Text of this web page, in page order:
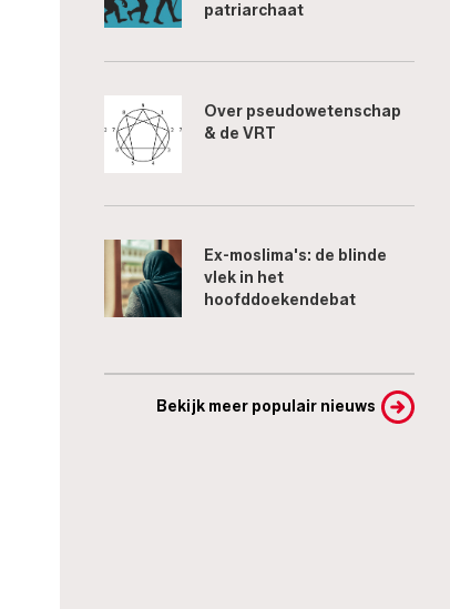
patriarchaat
Over pseudowetenschap
& de VRT
Ex-moslima's: de blinde
vlek in het
hoofddoekendebat
Bekijk meer populair nieuws